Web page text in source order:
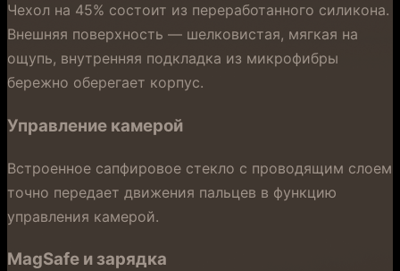
Чехол на 45% состоит из переработанного силикона.
Внешняя поверхность — шелковистая, мягкая на
ощупь, внутренняя подкладка из микрофибры
бережно оберегает корпус.
Управление камерой
Встроенное сапфировое стекло с проводящим слоем
точно передает движения пальцев в функцию
управления камерой.
MagSafe и зарядка